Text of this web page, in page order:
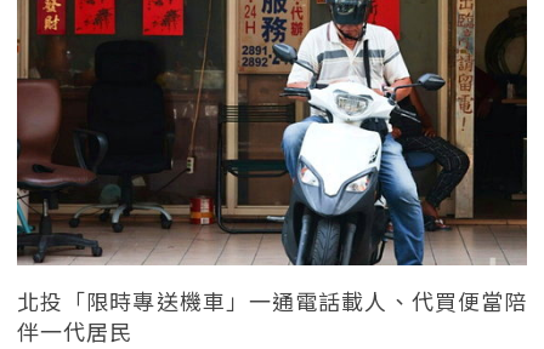
北投「限時專送機車」一通電話載人、代買便當陪
伴一代居民